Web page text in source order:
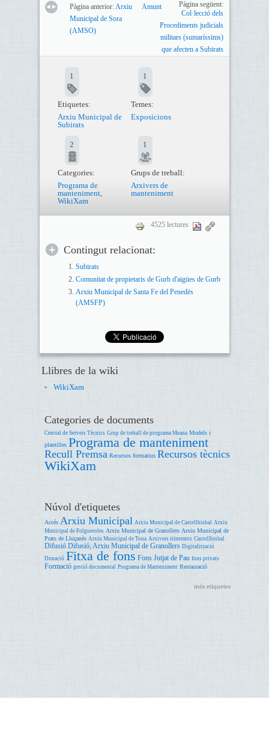
Pàgina anterior:Arxiu
Municipal de Sora
(AMSO)
Amunt
Pàgina següent:
Col·lecció dels
Procediments judicials
militars (sumaríssims)
que afecten a Subirats
1
Etiquetes:
Arxiu Municipal de
Subirats
1
Temes:
Exposicions
2
Categories:
Programa de
manteniment,
WikiXam
1
Grups de treball:
Arxivers de
manteniment
4525 lectures
Contingut relacionat:
Subirats
Comunitat de propietaris de Gurb d'aigües de Gurb
Arxiu Municipal de Santa Fe del Penedès
(AMSFP)
Llibres de la wiki
WikiXam
Categories de documents
Central de Serveis Tècnics Grup de treball de programa Meana Models i
plantilles Programa de manteniment
Recull Premsa Recursos formatius Recursos tècnics
WikiXam
Núvol d'etiquetes
Accés Arxiu Municipal Arxiu Municipal de Castellbisbal Arxiu
Municipal de Folgueroles Arxiu Municipal de Granollers Arxiu Municipal de
Prats de Lluçanès Arxiu Municipal de Tona Arxivers itinerants Castellbisbal
Difusió Difusió; Arxiu Municipal de Granollers Digitalització
Donació Fitxa de fons Fons Jutjat de Pau fons privats
Formació gestió documental Programa de Manteniment Restauració
més etiquetes